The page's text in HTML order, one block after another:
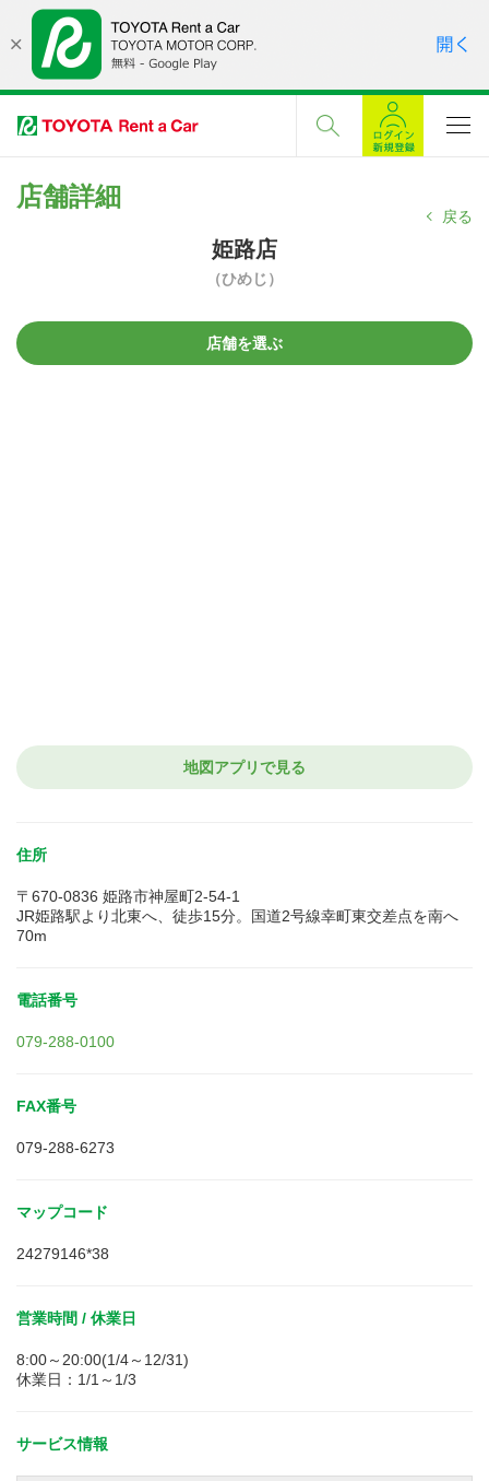
店舗詳細
戻る
姫路店
（ひめじ）
店舗を選ぶ
地図アプリで見る
住所
〒670-0836 姫路市神屋町2-54-1
JR姫路駅より北東へ、徒歩15分。国道2号線幸町東交差点を南へ
70m
電話番号
079-288-0100
FAX番号
079-288-6273
マップコード
24279146*38
営業時間 / 休業日
8:00～20:00(1/4～12/31)
休業日：1/1～1/3
サービス情報